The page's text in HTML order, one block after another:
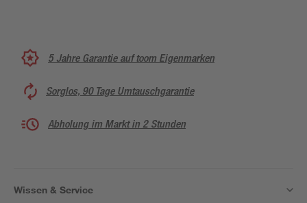
5 Jahre Garantie auf toom Eigenmarken
Sorglos, 90 Tage Umtauschgarantie
Abholung im Markt in 2 Stunden
Wissen & Service